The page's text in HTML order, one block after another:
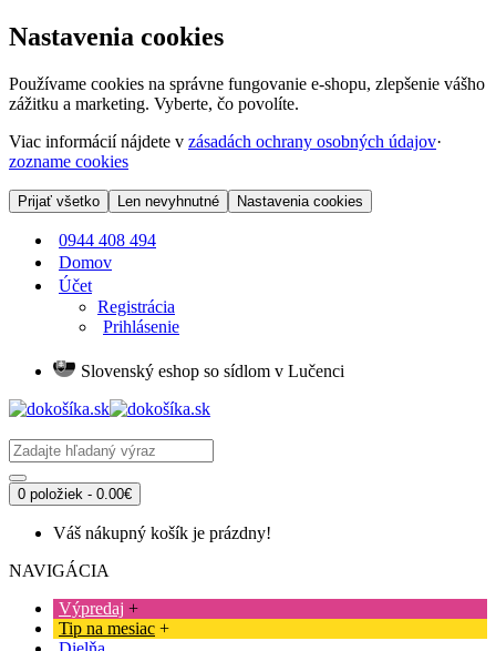
Nastavenia cookies
Používame cookies na správne fungovanie e-shopu, zlepšenie vášho
zážitku a marketing. Vyberte, čo povolíte.
Viac informácií nájdete v zásadách ochrany osobných údajov·
zozname cookies
Prijať všetko Len nevyhnutné Nastavenia cookies
0944 408 494
Domov
Účet
Registrácia
Prihlásenie
Slovenský eshop so sídlom v Lučenci
0 položiek - 0.00€
Váš nákupný košík je prázdny!
NAVIGÁCIA
Výpredaj +
Tip na mesiac +